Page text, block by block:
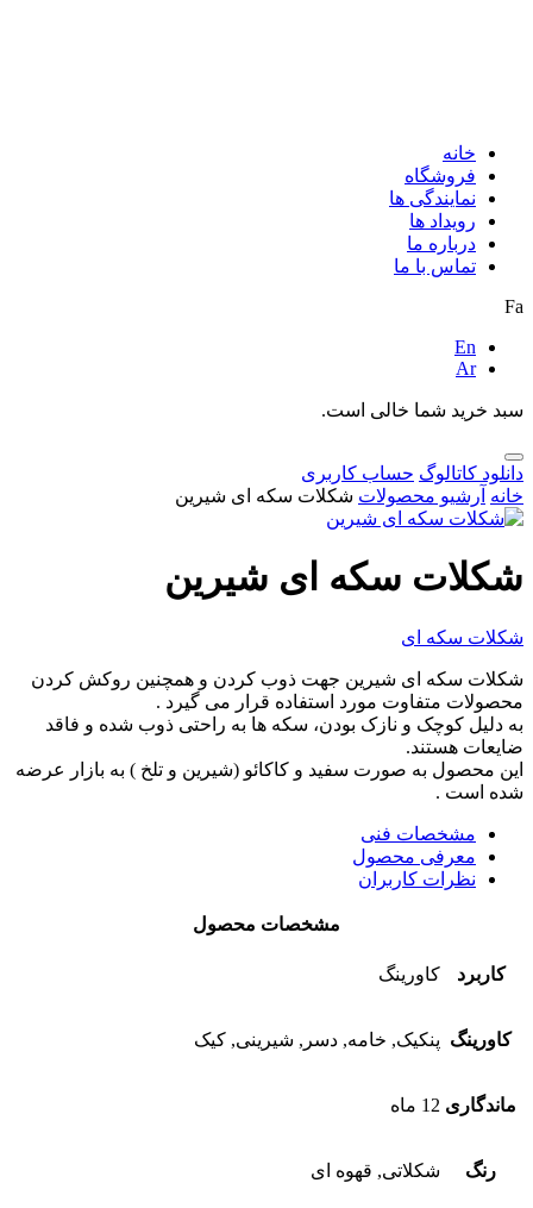
خانه
فروشگاه
نمایندگی ها
رویداد ها
درباره ما
تماس با ما
Fa
En
Ar
سبد خرید شما خالی است.
دانلود کاتالوگ حساب کاربری
خانه آرشیو محصولات شکلات سکه ای شیرین
شکلات سکه ای شیرین
شکلات سکه ای
شکلات سکه ای شیرین جهت ذوب کردن و همچنین روكش کردن
محصولات متفاوت مورد استفاده قرار می گیرد .
به دليل كوچک و نازک بودن، سكه ها به راحتی ذوب شده و فاقد
ضایعات هستند.
اين محصول به صورت سفید و كاكائو (شيرين و تلخ ) به بازار عرضه
شده است .
مشخصات فنی
معرفی محصول
نظرات کاربران
مشخصات محصول
کاربرد کاورینگ
کاورینگ پنکیک, خامه, دسر, شیرینی, کیک
ماندگاری 12 ماه
رنگ شکلاتی, قهوه ای